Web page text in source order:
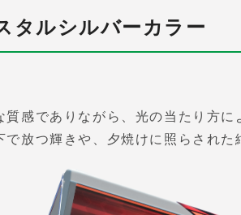
タルシルバーカラー
質感でありながら、光の当たり方に
で放つ輝きや、夕焼けに照らされ